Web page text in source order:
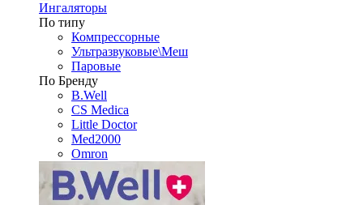
Ингаляторы
По типу
Компрессорные
Ультразвуковые\Меш
Паровые
По Бренду
B.Well
CS Medica
Little Doctor
Med2000
Omron